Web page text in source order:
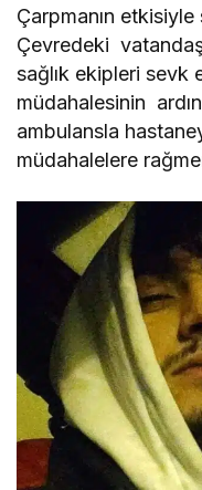
Çarpmanın etkisiyle
Çevredeki
sağlık ekipleri sevk
müdahalesinin
ambulansla
müdahalelere